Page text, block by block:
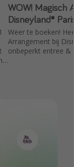
WOW! Magisch
Disneyland®
Weer te boeken!
Arrangement bij
onbeperkt entree &